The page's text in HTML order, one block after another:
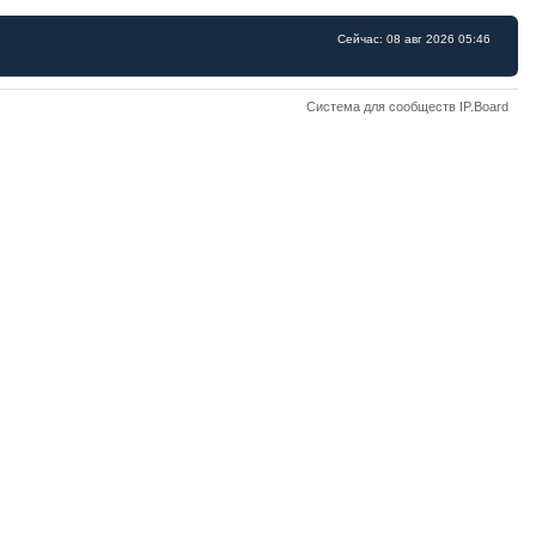
Сейчас: 08 авг 2026 05:46
Система для сообществ IP.Board